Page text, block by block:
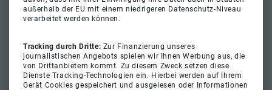
außerhalb der EU mit einem niedrigeren Datenschutz-Niveau
verarbeitet werden können.
Tracking durch Dritte: Zur Finanzierung unseres
journalistischen Angebots spielen wir Ihnen Werbung aus, die
von Drittanbietern kommt. Zu diesem Zweck setzen diese
Dienste Tracking-Technologien ein. Hierbei werden auf Ihrem
Gerät Cookies gespeichert und ausgelesen oder Informationen